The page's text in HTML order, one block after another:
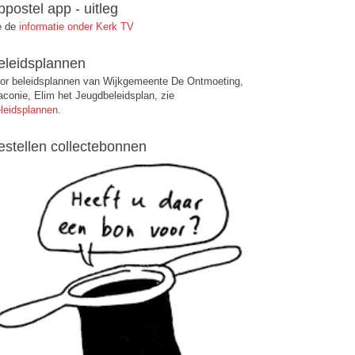
app - uitleg
de informatie onder Kerk TV
beleidsplannen van Wijkgemeente De Ontmoeting,
Elim het Jeugdbeleidsplan, zie
.
collectebonnen